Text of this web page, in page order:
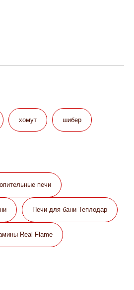
хомут шибер
печи
Печи для бани Теплодар
Real Flame